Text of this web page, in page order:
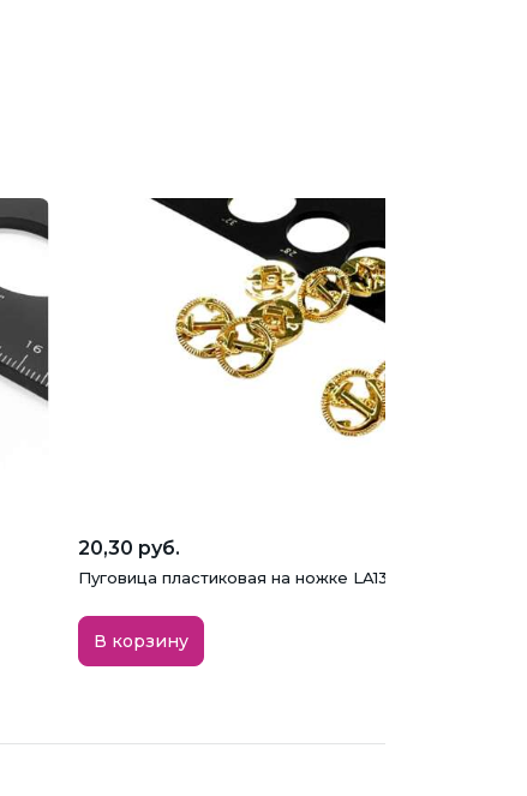
20,30 руб.
Пуговица пластиковая на ножке LA1393, золото, 15 мм
В корзину